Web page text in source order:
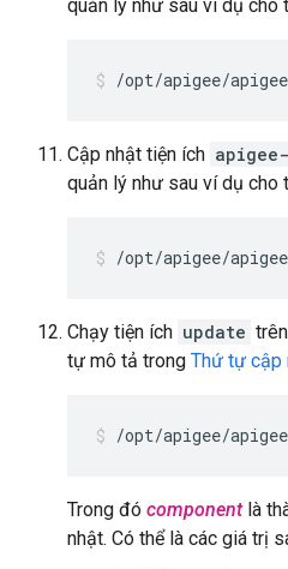
quản lý như sau ví dụ cho
/opt/apigee/
Cập nhật tiện ích
quản lý như sau ví dụ cho
/opt/apigee/
Chạy tiện ích update
tự mô tả trong Thứ tự cập
/opt/apigee/
Trong đó componentlà
nhật. Có thể là các giá trị